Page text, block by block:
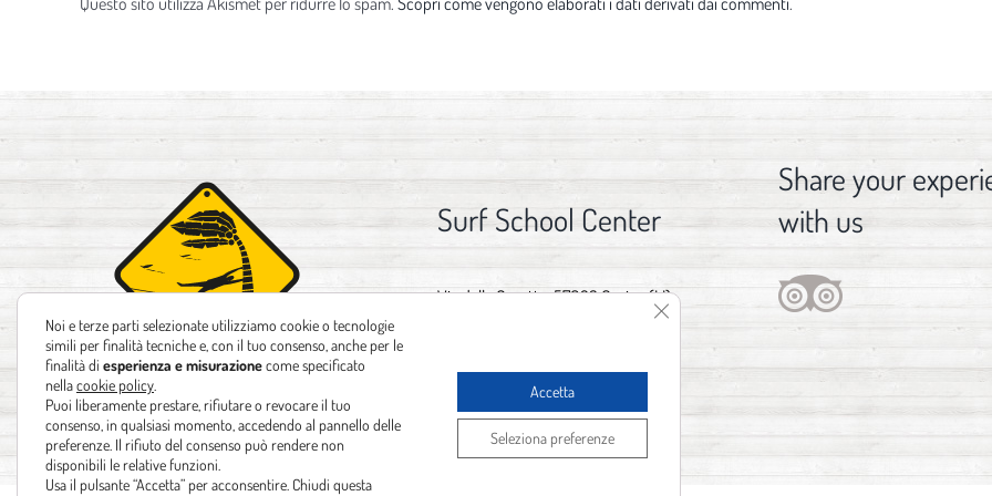
Surf School Center
Via delle Gorette, 57023 Cecina (LI)
Email:info@spot1.it
Share your
with us
Noi e terze parti selezionate utilizziamo cookie o tecnologie
simili per finalità tecniche e, con il tuo consenso, anche per le
finalità di esperienza e misurazionecome specificato
nellacookie policy
Puoi liberamente prestare, rifiutare o revocare il tuo
consenso, in qualsiasi momento, accedendo al pannello delle
preferenze. Il rifiuto del consenso può rendere non
disponibili le relative funzioni.
Usa il pulsante “Accetta” per acconsentire. Chiudi questa
Accetta
Seleziona preferenze
Close GDPR Cookie Banner